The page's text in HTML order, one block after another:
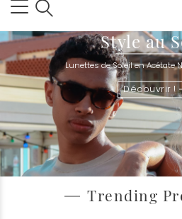
Style au
Lunettes de Soleil en Acétate
Découvrir !
Trending